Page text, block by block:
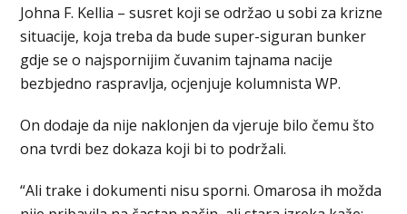
Johna F. Kellia – susret koji se održao u sobi za krizne
situacije, koja treba da bude super-siguran bunker
gdje se o najspornijim čuvanim tajnama nacije
bezbjedno raspravlja, ocjenjuje kolumnista WP.
On dodaje da nije naklonjen da vjeruje bilo čemu što
ona tvrdi bez dokaza koji bi to podržali.
“Ali trake i dokumenti nisu sporni. Omarosa ih možda